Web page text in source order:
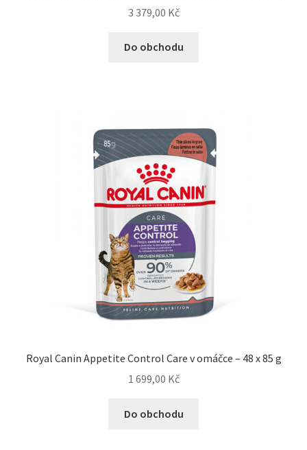
3 379,00 Kč
Do obchodu
Royal Canin Appetite Control Care v omáčce – 48 x 85 g
1 699,00 Kč
Do obchodu